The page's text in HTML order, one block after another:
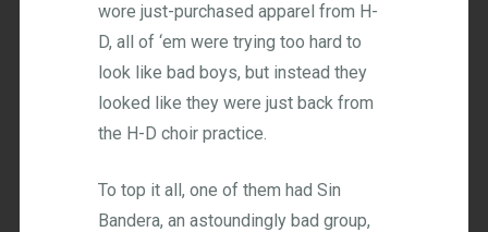
wore just-purchased apparel from H-
D, all of ‘em were trying too hard to
look like bad boys, but instead they
looked like they were just back from
the H-D choir practice.
To top it all, one of them had Sin
Bandera, an astoundingly bad group,